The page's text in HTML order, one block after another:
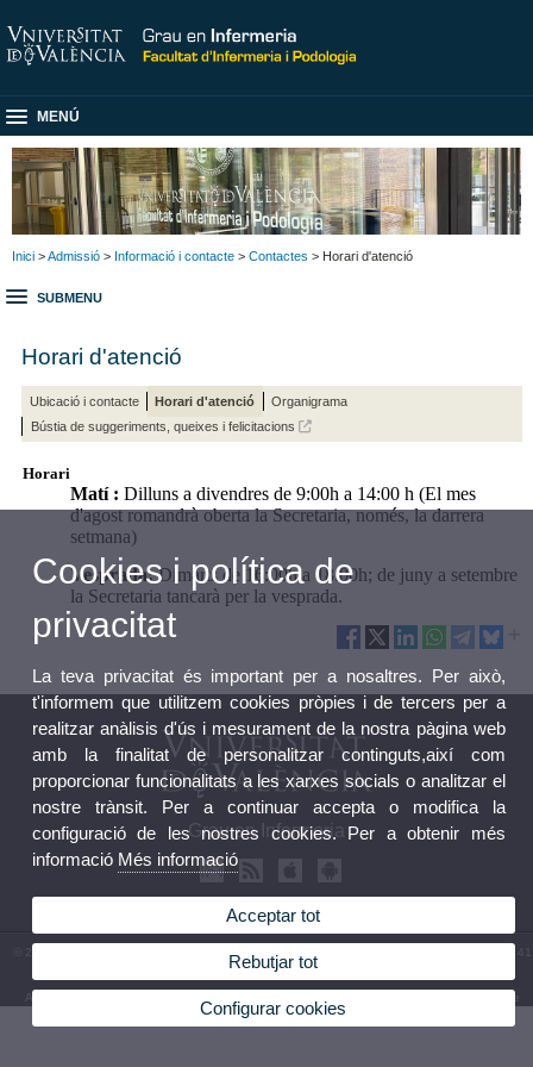
MENÚ
Inici >Admissió > Informació i contacte > Contactes > Horari d'atenció
SUBMENU
Horari d'atenció
Ubicació i contacte Horari d'atenció
Organigrama
Bústia de suggeriments, queixes i felicitacions
Horari
Matí : Dilluns a divendres de 9:00h a 14:00 h (El mes
d'agost romandrà oberta la Secretaria, només, la darrera
setmana)
Vesprada: Dimarts de 16:00h a 18:00h; de juny a setembre
la Secretaria tancarà per la vesprada.
Grau en Infermeria
82
Avís legal Bústia de contacte
Cookies i política de
privacitat
La teva privacitat és important per a nosaltres. Per això,
t'informem que utilitzem cookies pròpies i de tercers per a
realitzar anàlisis d'ús i mesurament de la nostra pàgina web
amb la finalitat de personalitzar continguts,així com
proporcionar funcionalitats a les xarxes socials o analitzar el
nostre trànsit. Per a continuar accepta o modifica la
configuració de les nostres cookies. Per a obtenir més
informació Més informació
Acceptar tot
Rebutjar tot
Configurar cookies